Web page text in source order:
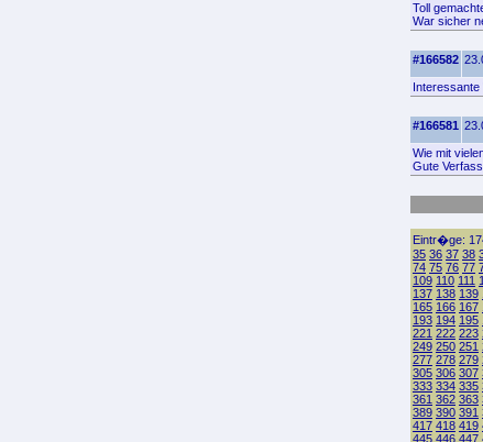
Toll
War sicher
#166582
Interessante
#166581
Wie mit
Gute
Eintr�ge:
35 36 37 38
74 75 76 77
109 110 111
137 138 139
165 166 167
193 194 195
221 222 223
249 250 251
277 278 279
305 306 307
333 334 335
361 362 363
389 390 391
417 418 419
445 446 447